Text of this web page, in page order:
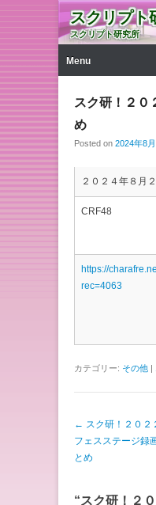
スクリプト
スクリプト研究所
Menu
スク研！２０
め
Posted on 2024年8
２０２４年８月
CRF48
https://
rec=4063
カテゴリー: その他 |
投稿ナビゲーショ
← スク研！２０２
フェスステージ録
とめ
“スク研！２